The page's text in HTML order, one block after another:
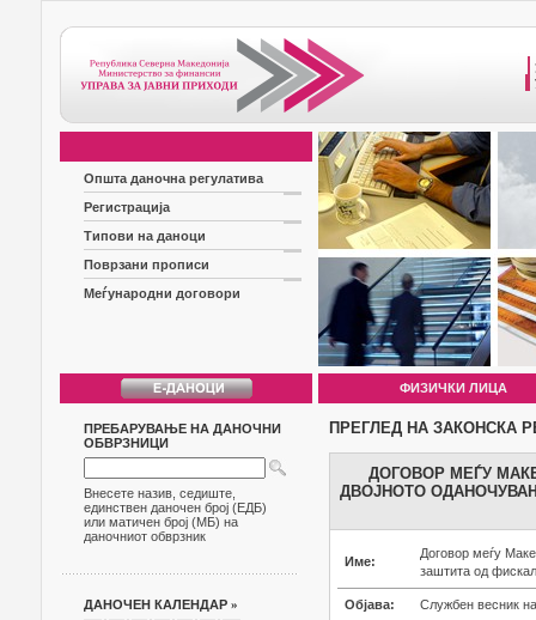
Општа даночна регулатива
Регистрација
Типови на даноци
Поврзани прописи
Меѓународни договори
ФИЗИЧКИ ЛИЦА
ПРЕБАРУВАЊЕ НА ДАНОЧНИ
ОБВРЗНИЦИ
Внесете назив, седиште,
единствен даночен број (ЕДБ)
или матичен број (МБ) на
даночниот обврзник
ДАНОЧЕН КАЛЕНДАР »
ПРЕГЛЕД НА ЗАКОНСКА
ДОГОВОР МЕЃУ
ДВОЈНОТО
Име:
Договор меѓу
заштита од
Објава: Службен весник